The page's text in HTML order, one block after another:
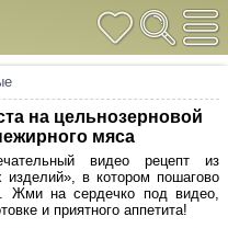
на цельнозерновой
мяса
видео рецепт из
в котором пошагово
Жми на сердечко под видео,
и приятного аппетита!